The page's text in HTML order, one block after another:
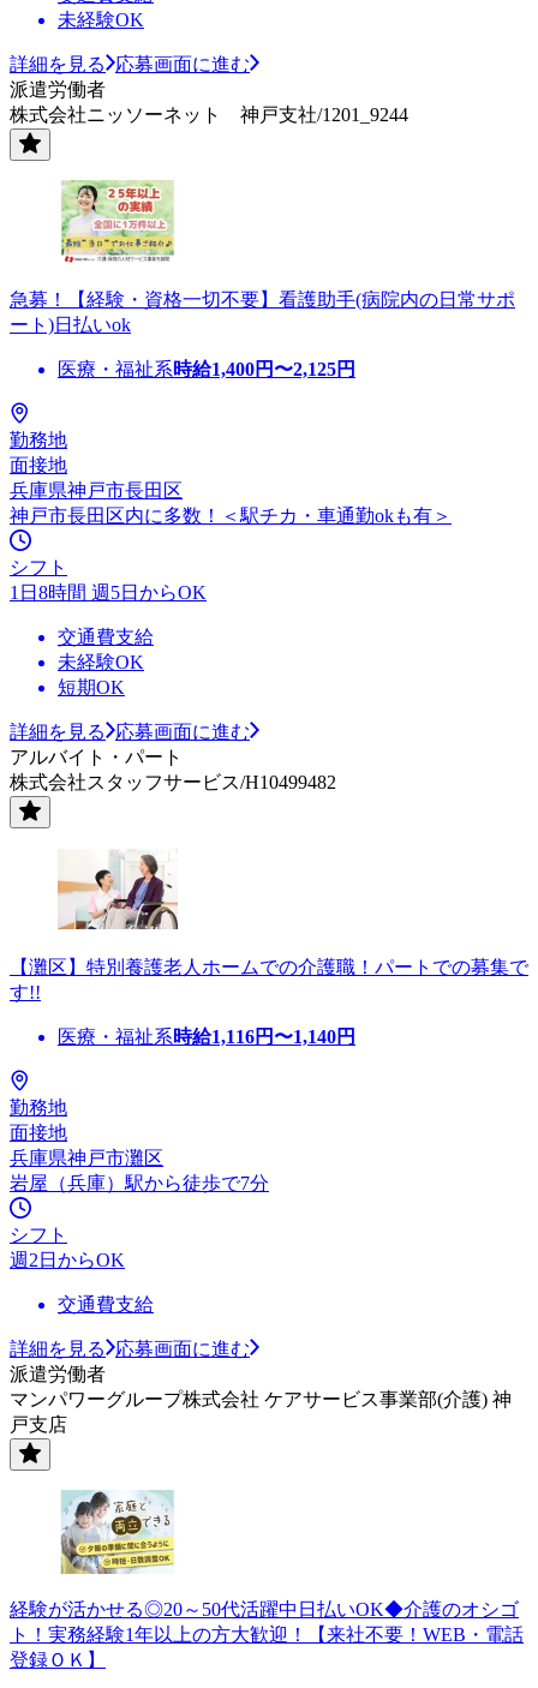
未経験OK
詳細を見る
応募画面に進む
派遣労働者
株式会社ニッソーネット 神戸支社/1201_9244
急募！【経験・資格一切不要】看護助手(病院内の日常サポ
ート)日払いok
医療・福祉系時給1,400円〜2,125円
勤務地
面接地
兵庫県神戸市長田区
神戸市長田区内に多数！＜駅チカ・車通勤okも有＞
シフト
1日8時間 週5日からOK
交通費支給
未経験OK
短期OK
詳細を見る
応募画面に進む
アルバイト・パート
株式会社スタッフサービス/H10499482
【灘区】特別養護老人ホームでの介護職！パートでの募集で
す!!
医療・福祉系時給1,116円〜1,140円
勤務地
面接地
兵庫県神戸市灘区
岩屋（兵庫）駅から徒歩で7分
シフト
週2日からOK
交通費支給
詳細を見る
応募画面に進む
派遣労働者
マンパワーグループ株式会社 ケアサービス事業部(介護) 神
戸支店
経験が活かせる◎20～50代活躍中日払いOK◆介護のオシゴ
ト！実務経験1年以上の方大歓迎！【来社不要！WEB・電話
登録ＯＫ】